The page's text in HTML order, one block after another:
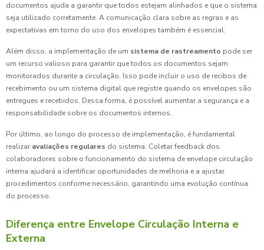
documentos ajuda a garantir que todos estejam alinhados e que o sistema
seja utilizado corretamente. A comunicação clara sobre as regras e as
expectativas em torno do uso dos envelopes também é essencial.
Além disso, a implementação de um sistema de rastreamento pode ser
um recurso valioso para garantir que todos os documentos sejam
monitorados durante a circulação. Isso pode incluir o uso de recibos de
recebimento ou um sistema digital que registre quando os envelopes são
entregues e recebidos. Dessa forma, é possível aumentar a segurança e a
responsabilidade sobre os documentos internos.
Por último, ao longo do processo de implementação, é fundamental
realizar avaliações regulares do sistema. Coletar feedback dos
colaboradores sobre o funcionamento do sistema de envelope circulação
interna ajudará a identificar oportunidades de melhoria e a ajustar
procedimentos conforme necessário, garantindo uma evolução contínua
do processo.
Diferença entre Envelope Circulação Interna e
Externa